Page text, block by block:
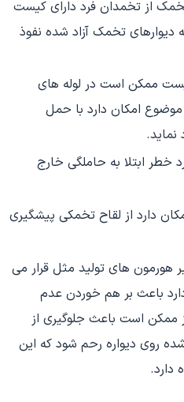
از تخمدان فرد دارای کیست
دیوارهای تخمک آزاد شده نفوذ
ممکن است در لوله های
موضوع امکان دارد با حمل
خطر ابتلا به حاملگی خارج
دارد از لقاح تخمکی پیشگیری
هورمون های تولید مثل قرار می
باعث بر هم خوردن عدم
ممکن است باعث جلوگیری از
روی دیواره رحم شود که این
دارد.